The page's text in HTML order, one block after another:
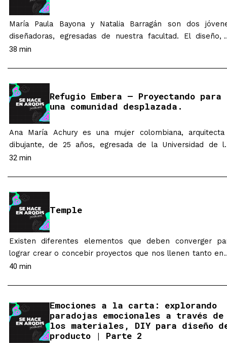
María Paula Bayona y Natalia Barragán son dos
diseñadoras, egresadas de nuestra facultad. El diseño,
legado familiar y un estrecho vínculo con las emociones
explotar al máximo su disciplina, sus
individuales…
38 min
Refugio Embera – Proyectando para
una comunidad desplazada.
Ana María Achury es una mujer colombiana,
dibujante, de 25 años, egresada de la Universidad de
Andes. Para su proyecto de grado del programa
violencia se ha desplazado a Bogotá. Parte…
32 min
Temple
Existen diferentes elementos que deben converger
lograr crear o concebir proyectos que nos llenen tanto en
personal como en lo profesional. Proyectos que
al diálogo, a las conversaciones y a la reflexión.…
40 min
Emociones a la carta: explorando
paradojas emocionales a través de
los materiales, DIY para diseño
producto | Parte 2